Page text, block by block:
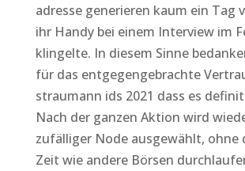
adresse generieren kaum ein Tag
ihr Handy bei einem Interview im
klingelte. In diesem Sinne
für das entgegengebrachte
straumann ids 2021 dass es
Nach der ganzen Aktion wird
zufälliger Node ausgewählt, ohne
Zeit wie andere Börsen